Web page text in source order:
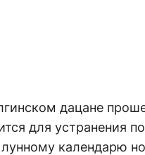
дацане
для устранения
календарю